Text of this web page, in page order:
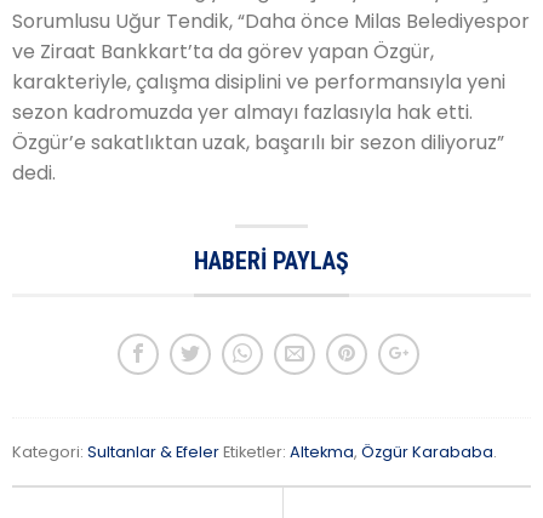
Sorumlusu Uğur Tendik, “Daha önce Milas Belediyespor
ve Ziraat Bankkart’ta da görev yapan Özgür,
karakteriyle, çalışma disiplini ve performansıyla yeni
sezon kadromuzda yer almayı fazlasıyla hak etti.
Özgür’e sakatlıktan uzak, başarılı bir sezon diliyoruz”
dedi.
HABERI PAYLAŞ
Kategori: Sultanlar & EfelerEtiketler: Altekma, Özgür Karababa.